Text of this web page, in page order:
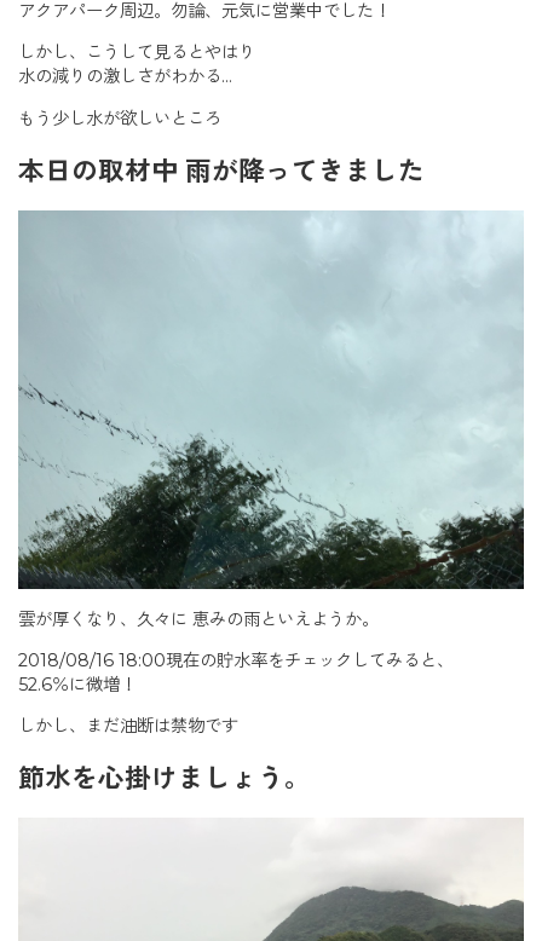
アクアパーク周辺。勿論、元気に営業中でした！
しかし、こうして見るとやはり
水の減りの激しさがわかる…
もう少し水が欲しいところ
本日の取材中 雨が降ってきました
雲が厚くなり、久々に 恵みの雨といえようか。
2018/08/16 18:00現在の貯水率をチェックしてみると、
52.6％に微増！
しかし、まだ油断は禁物です
節水を心掛けましょう。